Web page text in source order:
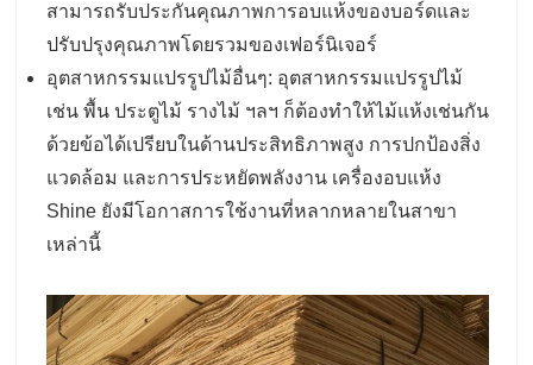
สามารถรับประกันคุณภาพการอบแห้งของบอร์ดและ
ปรับปรุงคุณภาพโดยรวมของเฟอร์นิเจอร์
อุตสาหกรรมแปรรูปไม้อื่นๆ: อุตสาหกรรมแปรรูปไม้
เช่น พื้น ประตูไม้ รางไม้ ฯลฯ ก็ต้องทำให้ไม้แห้งเช่นกัน
ด้วยข้อได้เปรียบในด้านประสิทธิภาพสูง การปกป้องสิ่ง
แวดล้อม และการประหยัดพลังงาน เครื่องอบแห้ง
Shine ยังมีโอกาสการใช้งานที่หลากหลายในสาขา
เหล่านี้